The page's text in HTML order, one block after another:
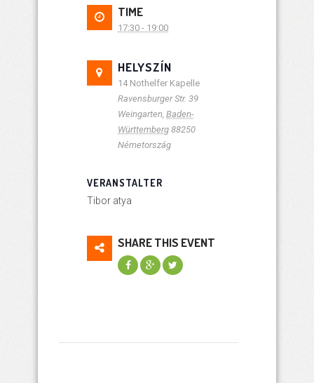
TIME
17:30 - 19:00
HELYSZÍN
14 Nothelfer Kapelle
Ravensburger Str. 39
Weingarten Baden-
Württemberg 88250
Németország
VERANSTALTER
Tibor atya
SHARE THIS EVENT